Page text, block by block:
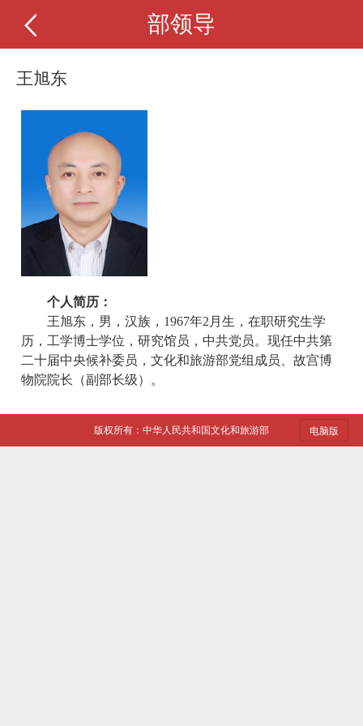
部领导
王旭东
个人简历：
王旭东，男，汉族，1967年2月生，在职研究生学
历，工学博士学位，研究馆员，中共党员。现任中共第
二十届中央候补委员，文化和旅游部党组成员、故宫博
物院院长（副部长级）。